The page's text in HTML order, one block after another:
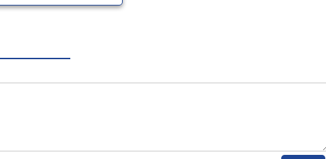
giúp tạo nên một không gian sống hiện đại, tiện nghi và sang